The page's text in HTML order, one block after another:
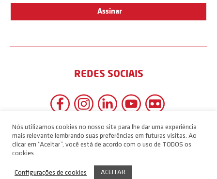
REDES SOCIAIS
Nós utilizamos cookies no nosso site para lhe dar uma experiência
mais relevante lembrando suas preferências em futuras visitas. Ao
clicar em “Aceitar”, você está de acordo com o uso de TODOS os
cookies.
Configurações de cookies ACEITAR